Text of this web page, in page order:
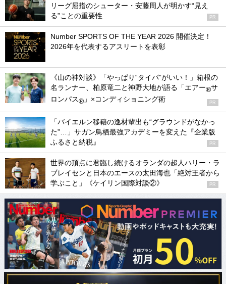
リーグ屈指のシューター・安藤周人が明かす“見え
る”ことの重要性
PR
Number SPORTS OF THE YEAR 2026 開催決定！
2026年を代表するアスリートを表彰
《山の神対談》「やっぱり“タイパ”がいい！」箱根の
名ランナー、柏原竜二と神野大地が語る「エアー®サ
ロンパス® 」×コンディショニング術 PR
「バイエルン移籍の逸材輩出も“グラウンドがなかっ
た”…」サガン鳥栖最強アカデミーを変えた『企業版
ふるさと納税』
PR
世界の頂点に君臨し続けるオランダの超人ハリー・ラ
ブレイセンと日本のエースの太田海也「絶対王者から
学ぶこと」《ケイリン国際対談②》
PR